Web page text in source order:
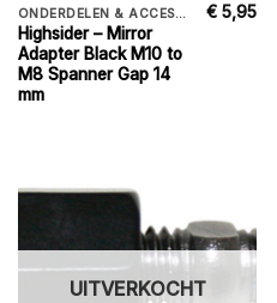
ONDERDELEN & ACCESSORIES
Highsider – Mirror
Adapter Black M10 to
M8 Spanner Gap 14
mm
€ 5,95
UITVERKOCHT